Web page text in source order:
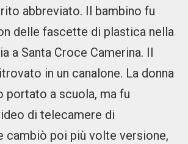
abbreviato. Il bambino fu
delle fascette di plastica nella
a Santa Croce Camerina. Il
in un canalone. La donna
portato a scuola, ma fu
di telecamere di
cambiò poi più volte versione,